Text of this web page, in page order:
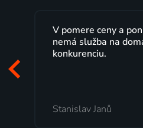
V pomere ceny a
nemá služba na
konkurenciu.
Stanislav Janů